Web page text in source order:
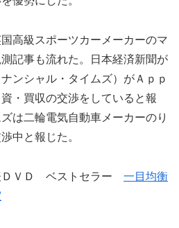
高級スポーツカーメーカーのマ
記事も流れた。日本経済新聞が
ンシャル・タイムズ）がＡｐｐ
・買収の交渉をしていると報
は二輪電気自動車メーカーのり
中と報じた。
ＤＶＤ ベストセラー 一目均衡